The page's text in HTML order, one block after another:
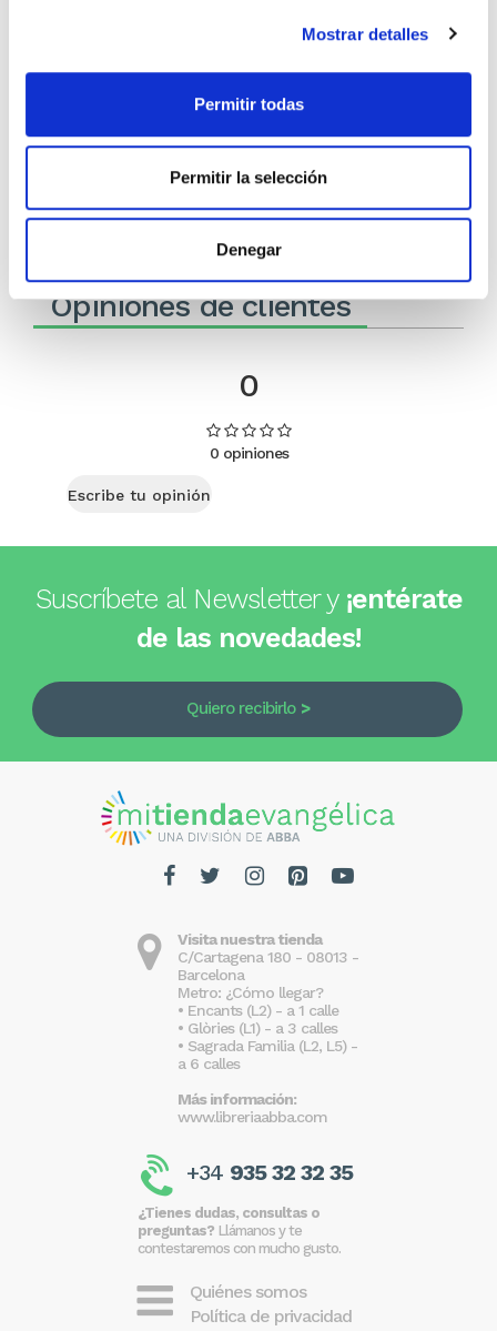
Mostrar detalles
Permitir todas
Permitir la selección
Denegar
Miguel Ángel Gómez & Pedro
9,99€ 0,50€ (5%)
Comprar
Hallados
Max Lucado
15,20€
Opiniones de clientes
0
0 opiniones
Escribe tu opinión
Suscríbete al Newsletter y ¡entérate
de las novedades!
Quiero recibirlo
Visita nuestra tienda
C/Cartagena 180 - 08013 -
Barcelona
Metro: ¿Cómo llegar?
• Encants (L2) - a 1 calle
• Glòries (L1) - a 3 calles
• Sagrada Familia (L2, L5) -
a 6 calles
Más información:
www.libreriaabba.com
+34 935 32 32 35
¿Tienes dudas, consultas o
preguntas? Llámanos y te
contestaremos con mucho gusto.
Quiénes somos
Política de privacidad